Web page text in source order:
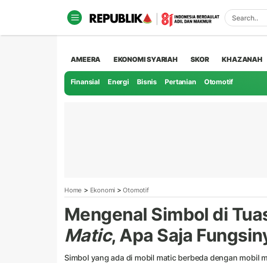
AMEERA EKONOMI SYARIAH SKOR KHAZANAH
Finansial Energi Bisnis Pertanian Otomotif
Home > Ekonomi > Otomotif
Mengenal Simbol di
Matic, Apa Saja
Simbol yang ada di mobil matic berbeda dengan mobil